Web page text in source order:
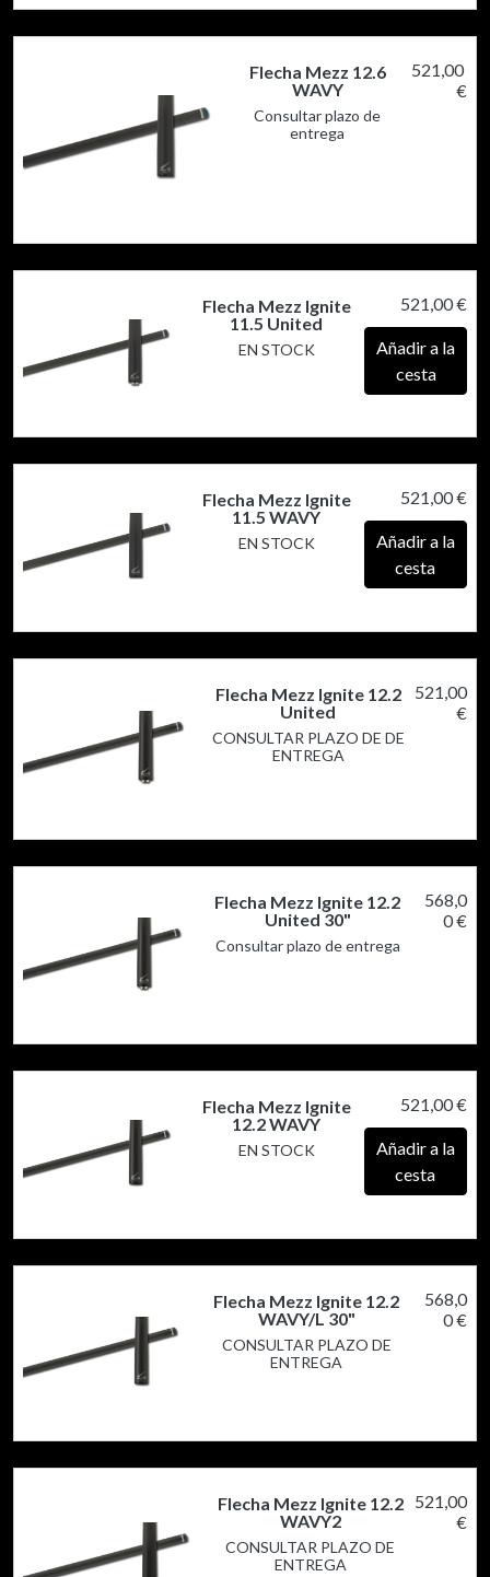
Flecha Mezz 12.6
WAVY
Consultar plazo de
entrega
521,00
€
Flecha Mezz Ignite
11.5 United
EN STOCK
521,00 €
Añadir a la
cesta
Flecha Mezz Ignite
11.5 WAVY
EN STOCK
521,00 €
Añadir a la
cesta
Flecha Mezz Ignite 12.2
United
CONSULTAR PLAZO DE DE
ENTREGA
521,00
€
Flecha Mezz Ignite 12.2
United 30"
Consultar plazo de entrega
568,0
0 €
Flecha Mezz Ignite
12.2 WAVY
EN STOCK
521,00 €
Añadir a la
cesta
Flecha Mezz Ignite 12.2
WAVY/L 30"
CONSULTAR PLAZO DE
ENTREGA
568,0
0 €
Flecha Mezz Ignite 12.2
WAVY2
CONSULTAR PLAZO DE
ENTREGA
521,00
€